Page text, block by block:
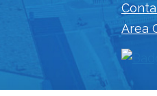
Area